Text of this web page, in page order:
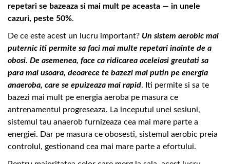
repetari se bazeaza si mai mult pe aceasta — in unele
cazuri, peste 50%.
De ce este acest un lucru important? Un sistem aerobic mai
puternic iti permite sa faci mai multe repetari inainte de a
obosi. De asemenea, face ca ridicarea aceleiasi greutati sa
para mai usoara, deoarece te bazezi mai putin pe energia
anaeroba, care se epuizeaza mai rapid. Iti permite si sa te
bazezi mai mult pe energia aeroba pe masura ce
antrenamentul progreseaza. La inceputul unei sesiuni,
sistemul tau anaerob furnizeaza cea mai mare parte a
energiei. Dar pe masura ce obosesti, sistemul aerobic preia
controlul, gestionand cea mai mare parte a efortului.